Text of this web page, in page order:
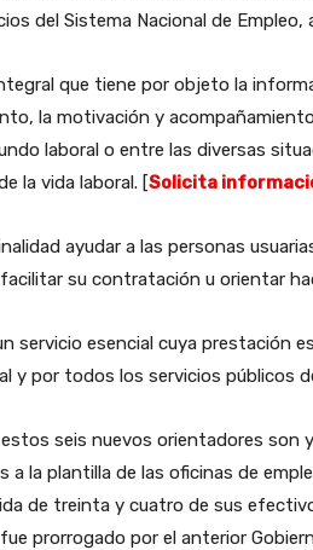
del Sistema Nacional de
que tiene por objeto la
la motivación y
laboral o entre las diversas
la vida laboral. [Solicita
ayudar a las personas
su contratación u orientar
servicio esencial cuya prestación
y por todos los servicios públicos
seis nuevos orientadores son
a la plantilla de las oficinas de
de treinta y cuatro de sus
prorrogado por el anterior